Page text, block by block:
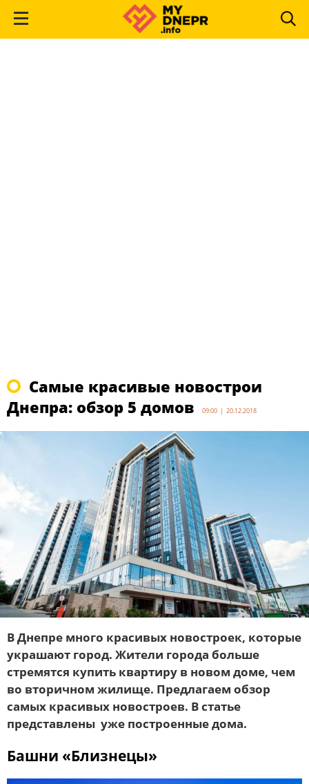
Самые красивые новострои
Днепра: обзор 5 домов
09:00 | 20.12.2018
В Днепре много красивых новостроек, которые
украшают город. Жители города больше
стремятся купить квартиру в новом доме, чем
во вторичном жилище. Предлагаем обзор
самых красивых новостроев. В статье
представлены уже построенные дома.
Башни «Близнецы»